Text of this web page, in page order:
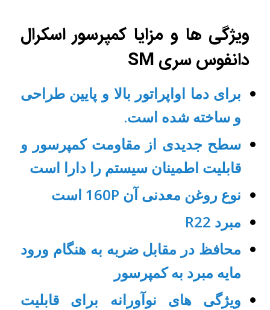
ویژگی ها و مزایا کمپرسور اسکرال
دانفوس سری SM
برای دما اواپراتور بالا و پایین طراحی
و ساخته شده است.
سطح جدیدی از مقاومت کمپرسور و
قابلیت اطمینان سیستم را دارا است
نوع روغن معدنی آن 160P است
مبرد R22
محافظ در مقابل ضربه به هنگام ورود
مایه مبرد به کمپرسور
ویژگی های نوآورانه برای قابلیت